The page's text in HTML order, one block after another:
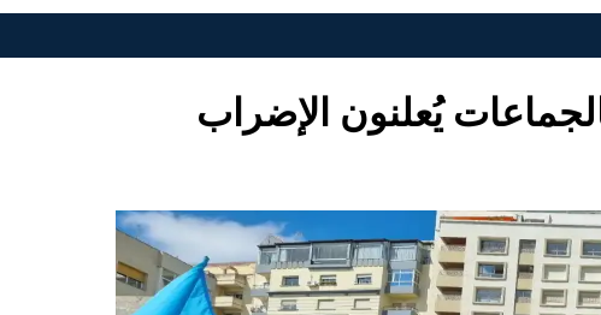
يُعلنون الإضراب